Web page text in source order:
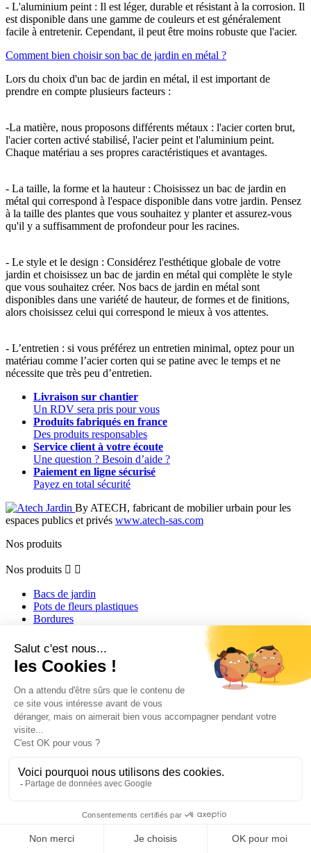
- L'aluminium peint : Il est léger, durable et résistant à la corrosion. Il
est disponible dans une gamme de couleurs et est généralement
facile à entretenir. Cependant, il peut être moins robuste que l'acier.
Comment bien choisir son bac de jardin en métal ?
Lors du choix d'un bac de jardin en métal, il est important de
prendre en compte plusieurs facteurs :
-La matière, nous proposons différents métaux : l'acier corten brut,
l'acier corten activé stabilisé, l'acier peint et l'aluminium peint.
Chaque matériau a ses propres caractéristiques et avantages.
- La taille, la forme et la hauteur : Choisissez un bac de jardin en
métal qui correspond à l'espace disponible dans votre jardin. Pensez
à la taille des plantes que vous souhaitez y planter et assurez-vous
qu'il y a suffisamment de profondeur pour les racines.
- Le style et le design : Considérez l'esthétique globale de votre
jardin et choisissez un bac de jardin en métal qui complète le style
que vous souhaitez créer. Nos bacs de jardin en métal sont
disponibles dans une variété de hauteur, de formes et de finitions,
alors choisissez celui qui correspond le mieux à vos attentes.
- L’entretien : si vous préférez un entretien minimal, optez pour un
matériau comme l’acier corten qui se patine avec le temps et ne
nécessite que très peu d’entretien.
Livraison sur chantier
Un RDV sera pris pour vous
Produits fabriqués en france
Des produits responsables
Service client à votre écoute
Une question ? Besoin d’aide ?
Paiement en ligne sécurisé
Payez en total sécurité
By ATECH, fabricant de mobilier urbain pour les
espaces publics et privés www.atech-sas.com
Nos produits
Nos produits  
Bacs de jardin
Pots de fleurs plastiques
Bordures
Treillages
Costières
Brise-vue
Escalier extérieur
Nos services
Nos services  
Les conditions de livraison ATECH Jardin
Livraison sur chantier
Paiements 100% sécurisés